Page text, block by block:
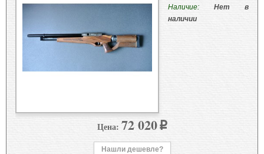
Наличие: Нет в
наличии
Цена: 72 020p
Нашли дешевле?